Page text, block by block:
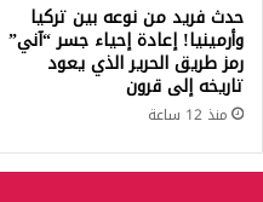
حدث فريد من نوعه بين تركيا
وأرمينيا! إعادة إحياء جسر “آني”
رمز طريق الحرير الذي يعود
تاريخه إلى قرون
منذ 12 ساعة